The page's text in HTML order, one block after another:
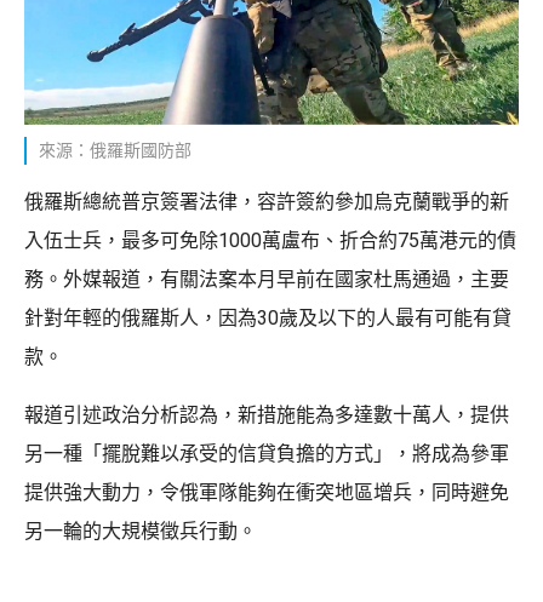
來源：俄羅斯國防部
俄羅斯總統普京簽署法律，容許簽約參加烏克蘭戰爭的新
入伍士兵，最多可免除1000萬盧布、折合約75萬港元的債
務。外媒報道，有關法案本月早前在國家杜馬通過，主要
針對年輕的俄羅斯人，因為30歲及以下的人最有可能有貸
款。
報道引述政治分析認為，新措施能為多達數十萬人，提供
另一種「擺脫難以承受的信貸負擔的方式」，將成為參軍
提供強大動力，令俄軍隊能夠在衝突地區增兵，同時避免
另一輪的大規模徵兵行動。